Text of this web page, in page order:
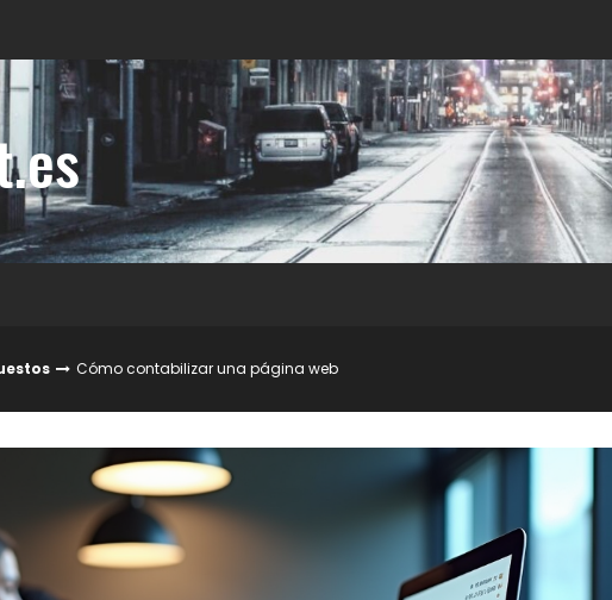
Cómo contabilizar una página web